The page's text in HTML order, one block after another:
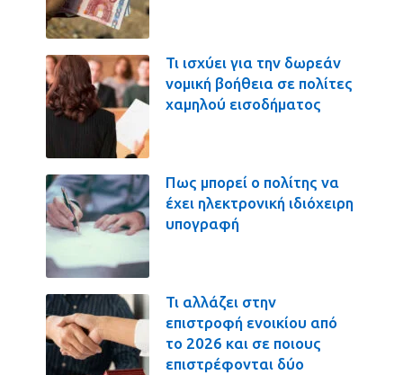
Τι ισχύει για την δωρεάν
νομική βοήθεια σε πολίτες
χαμηλού εισοδήματος
Πως μπορεί ο πολίτης να
έχει ηλεκτρονική ιδιόχειρη
υπογραφή
Τι αλλάζει στην
επιστροφή ενοικίου από
το 2026 και σε ποιους
επιστρέφονται δύο